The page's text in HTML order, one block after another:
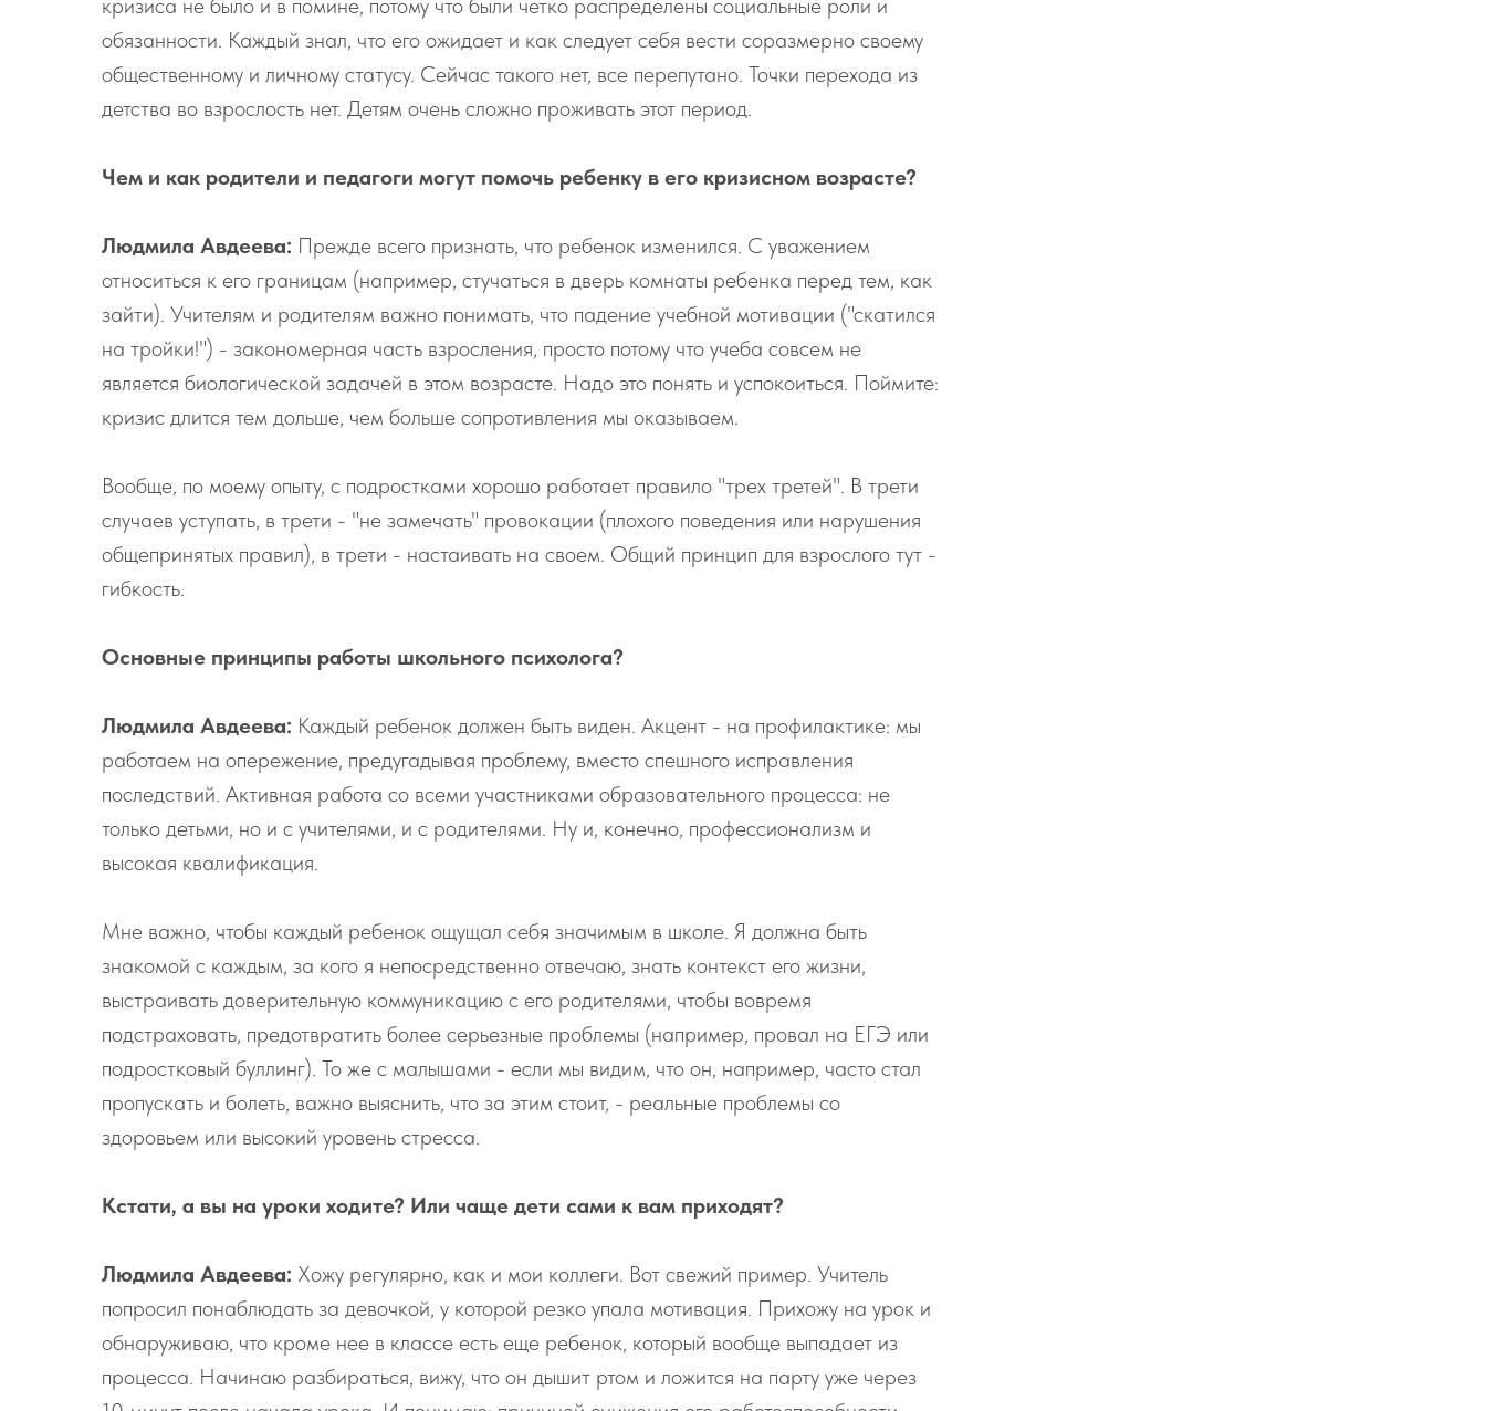
кризиса не было и в помине, потому что были четко распределены социальные роли и
обязанности. Каждый знал, что его ожидает и как следует себя вести соразмерно своему
общественному и личному статусу. Сейчас такого нет, все перепутано. Точки перехода из
детства во взрослость нет. Детям очень сложно проживать этот период.
Чем и как родители и педагоги могут помочь ребенку в его кризисном возрасте?
Людмила Авдеева: Прежде всего признать, что ребенок изменился. С уважением
относиться к его границам (например, стучаться в дверь комнаты ребенка перед тем, как
зайти). Учителям и родителям важно понимать, что падение учебной мотивации ("скатился
на тройки!") - закономерная часть взросления, просто потому что учеба совсем не
является биологической задачей в этом возрасте. Надо это понять и успокоиться. Поймите:
кризис длится тем дольше, чем больше сопротивления мы оказываем.
Вообще, по моему опыту, с подростками хорошо работает правило "трех третей". В трети
случаев уступать, в трети - "не замечать" провокации (плохого поведения или нарушения
общепринятых правил), в трети - настаивать на своем. Общий принцип для взрослого тут -
гибкость.
Основные принципы работы школьного психолога?
Людмила Авдеева: Каждый ребенок должен быть виден. Акцент - на профилактике: мы
работаем на опережение, предугадывая проблему, вместо спешного исправления
последствий. Активная работа со всеми участниками образовательного процесса: не
только детьми, но и с учителями, и с родителями. Ну и, конечно, профессионализм и
высокая квалификация.
Мне важно, чтобы каждый ребенок ощущал себя значимым в школе. Я должна быть
знакомой с каждым, за кого я непосредственно отвечаю, знать контекст его жизни,
выстраивать доверительную коммуникацию с его родителями, чтобы вовремя
подстраховать, предотвратить более серьезные проблемы (например, провал на ЕГЭ или
подростковый буллинг). То же с малышами - если мы видим, что он, например, часто стал
пропускать и болеть, важно выяснить, что за этим стоит, - реальные проблемы со
здоровьем или высокий уровень стресса.
Кстати, а вы на уроки ходите? Или чаще дети сами к вам приходят?
Людмила Авдеева: Хожу регулярно, как и мои коллеги. Вот свежий пример. Учитель
попросил понаблюдать за девочкой, у которой резко упала мотивация. Прихожу на урок и
обнаруживаю, что кроме нее в классе есть еще ребенок, который вообще выпадает из
процесса. Начинаю разбираться, вижу, что он дышит ртом и ложится на парту уже через